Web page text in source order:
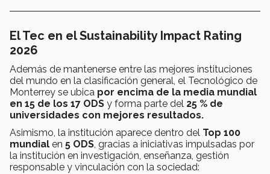
El Tec en el Sustainability Impact Rating
2026
Además de mantenerse entre las mejores instituciones
del mundo en la clasificación general, el Tecnológico de
Monterrey se ubica por encima de la media mundial
en 15 de los 17 ODS y forma parte del 25 % de
universidades con mejores resultados.
Asimismo, la institución aparece dentro del Top 100
mundial en 5 ODS, gracias a iniciativas impulsadas por
la institución en investigación, enseñanza, gestión
responsable y vinculación con la sociedad: